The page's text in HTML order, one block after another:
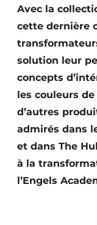
Avec la
cette dernière
solution leur
concepts
les couleurs
d’autres
admirés dans
et dans The
à la
l’Engels